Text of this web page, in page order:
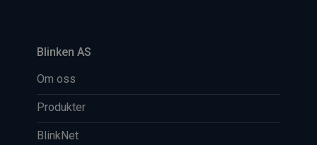
Blinken AS
Om oss
Produkter
BlinkNet